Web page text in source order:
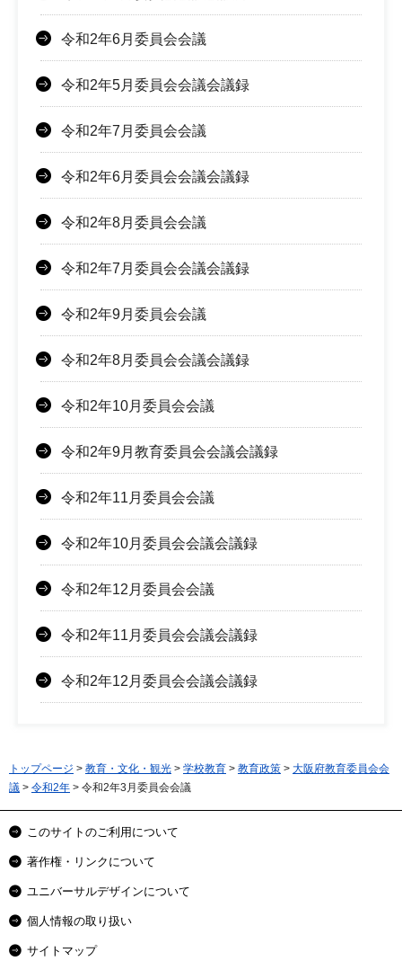
令和2年6月委員会会議
令和2年5月委員会会議会議録
令和2年7月委員会会議
令和2年6月委員会会議会議録
令和2年8月委員会会議
令和2年7月委員会会議会議録
令和2年9月委員会会議
令和2年8月委員会会議会議録
令和2年10月委員会会議
令和2年9月教育委員会会議会議録
令和2年11月委員会会議
令和2年10月委員会会議会議録
令和2年12月委員会会議
令和2年11月委員会会議会議録
令和2年12月委員会会議会議録
トップページ > 教育・文化・観光 > 学校教育 > 教育政策 > 大阪府教育委員会会
議 > 令和2年 > 令和2年3月委員会会議
このサイトのご利用について
著作権・リンクについて
ユニバーサルデザインについて
個人情報の取り扱い
サイトマップ